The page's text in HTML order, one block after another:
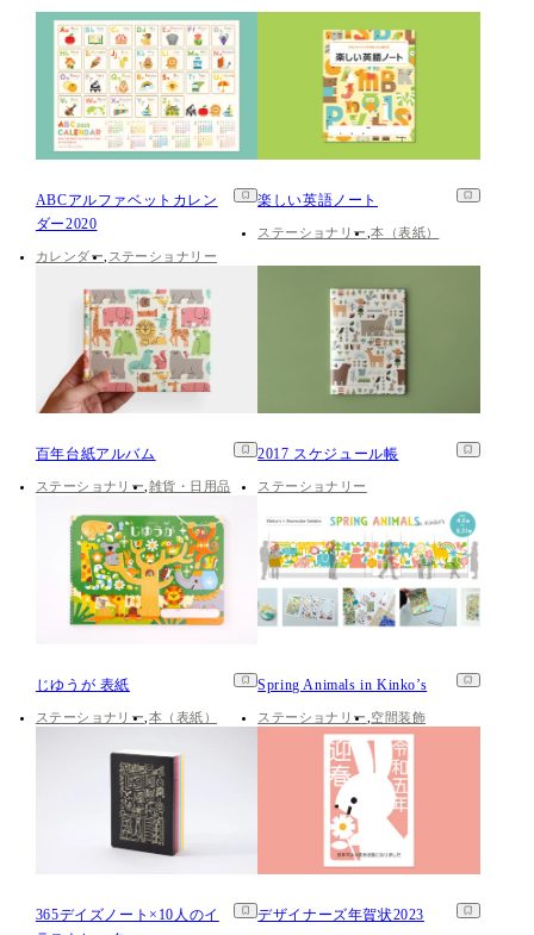
ABCアルファベットカレン
ダー2020
カレンダー ステーショナリー
楽しい英語ノート
ステーショナリー 本（表紙）
百年台紙アルバム
ステーショナリー 雑貨・日用品
2017 スケジュール帳
ステーショナリー
じゆうが 表紙
ステーショナリー 本（表紙）
Spring Animals in Kinko’s
ステーショナリー 空間装飾
365デイズノート×10人のイ
デザイナーズ年賀状2023